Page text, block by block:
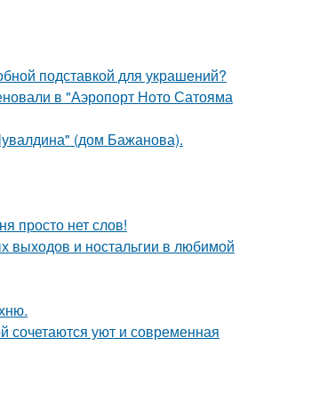
подставкой для украшений?
в "Аэропорт Ното Сатояма
(дом Бажанова).
просто нет слов!
выходов и ностальгии в любимой
сочетаются уют и современная